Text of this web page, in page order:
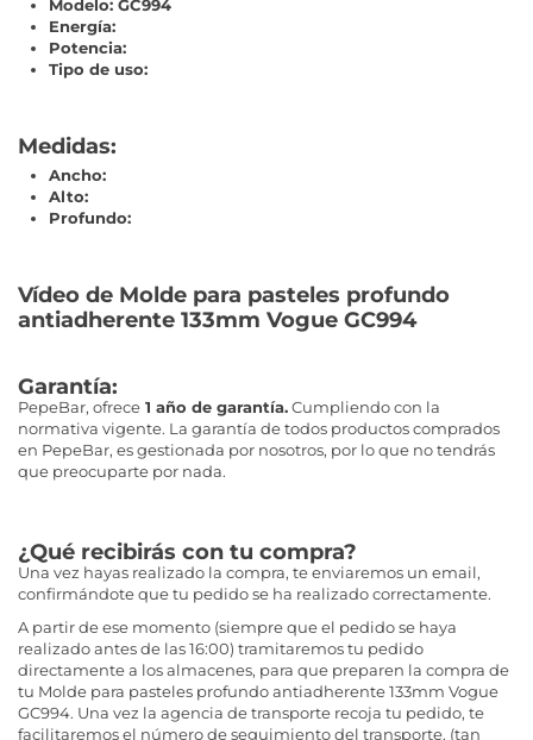
Modelo: GC994
Energía:
Potencia:
Tipo de uso:
Medidas:
Ancho:
Alto:
Profundo:
Vídeo de Molde para pasteles profundo
antiadherente 133mm Vogue GC994
Garantía:
PepeBar, ofrece 1 año de garantía.Cumpliendo con la
normativa vigente. La garantía de todos productos comprados
en PepeBar, es gestionada por nosotros, por lo que no tendrás
que preocuparte por nada.
¿Qué recibirás con tu compra?
Una vez hayas realizado la compra, te enviaremos un email,
confirmándote que tu pedido se ha realizado correctamente.
A partir de ese momento (siempre que el pedido se haya
realizado antes de las 16:00) tramitaremos tu pedido
directamente a los almacenes, para que preparen la compra de
tu Molde para pasteles profundo antiadherente 133mm Vogue
GC994. Una vez la agencia de transporte recoja tu pedido, te
facilitaremos el número de seguimiento del transporte. (tan